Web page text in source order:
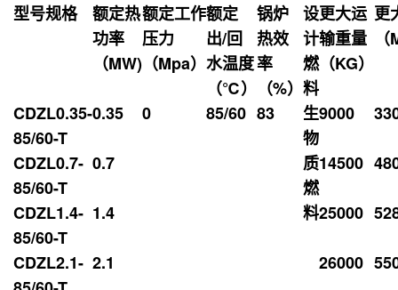
型号规格
额定热
功率
（MW)
额定工作
压力
（Mpa）
额定
出/回
水温度
（℃）
锅炉
热效
率
（%）
设
计
燃
料
更大运
输重量
（KG）
更
CDZL0.35-
85/60-T
0.35 0 85/60 83
生
物
质
燃
料
9000
CDZL0.7-
85/60-T
0.7 14500
CDZL1.4-
85/60-T
1.4 25000
CDZL2.1- 2.1 26000